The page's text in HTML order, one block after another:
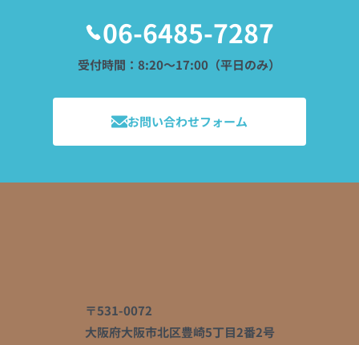
お問い合わせフォーム
06-6485-7287
受付時間：8:20〜17:00（平日のみ）
〒531-0072
大阪府大阪市北区豊崎5丁目2番2号